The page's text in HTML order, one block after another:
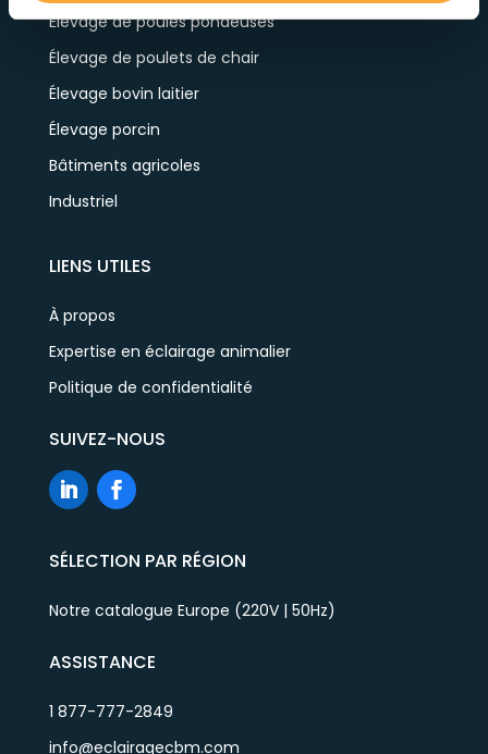
Élevage de poules pondeuses
Élevage de poulets de chair
Élevage bovin laitier
Élevage porcin
Bâtiments agricoles
Industriel
LIENS UTILES
À propos
Expertise en éclairage animalier
Politique de confidentialité
SUIVEZ-NOUS
SÉLECTION PAR RÉGION
Notre catalogue Europe (220V | 50Hz)
ASSISTANCE
1 877-777-2849
info@eclairagecbm.com